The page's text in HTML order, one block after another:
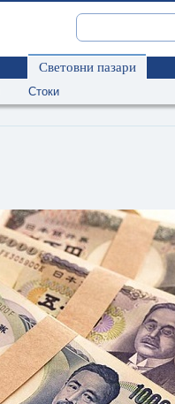
Световни пазари
Стоки